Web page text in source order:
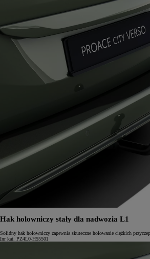
Hak holowniczy stały dla nadwozia L1
Solidny hak holowniczy zapewnia skuteczne holowanie ciężkich
[nr kat. PZ4L0-H5550]